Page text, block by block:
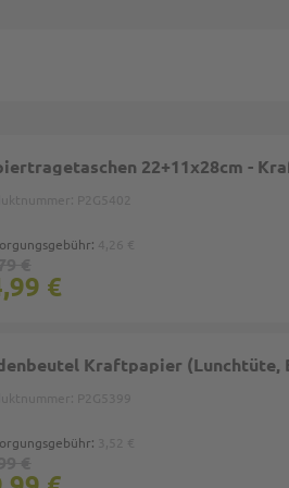
22+11x28cm -
€
€
Kraftpapier (Lunchtüte,
€